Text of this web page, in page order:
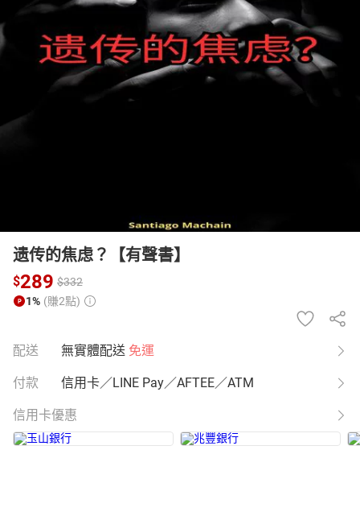
女裝 男裝 化妝保養 情趣用品
遗传的焦虑？【有聲書】
$289 $332
1% (賺2點)
配送 無實體配送 免運
付款 信用卡／LINE Pay／AFTEE／ATM
信用卡優惠